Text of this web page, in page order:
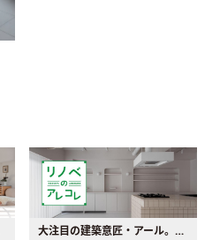
大注目の建築意匠・アール。人気の理由と空間に取り入れるポイント